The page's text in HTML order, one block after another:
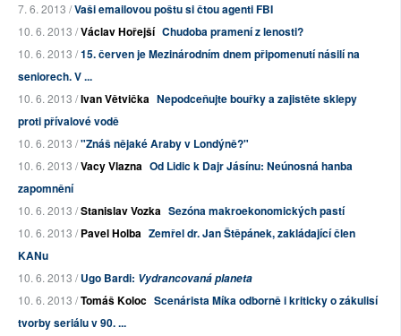
7. 6. 2013 /Vaši emailovou poštu si čtou agenti FBI
10. 6. 2013 /Václav Hořejší Chudoba pramení z lenosti?
10. 6. 2013 /15. červen je Mezinárodním dnem připomenutí násilí na
seniorech. V ...
10. 6. 2013 /Ivan Větvička Nepodceňujte bouřky a zajistěte sklepy
proti přívalové vodě
10. 6. 2013 /"Znáš nějaké Araby v Londýně?"
10. 6. 2013 /Vacy Vlazna Od Lidic k Dajr Jásínu: Neúnosná hanba
zapomnění
10. 6. 2013 /Stanislav Vozka Sezóna makroekonomických pastí
10. 6. 2013 /Pavel Holba Zemřel dr. Jan Štěpánek, zakládající člen
KANu
10. 6. 2013 /Ugo Bardi: Vydrancovaná planeta
10. 6. 2013 /Tomáš Koloc Scenárista Míka odborně i kriticky o zákulisí
tvorby seriálu v 90. ...